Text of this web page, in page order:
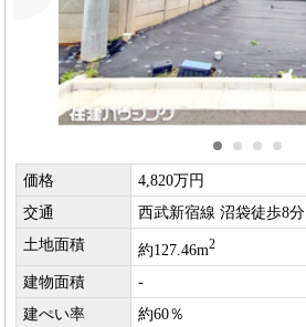
価格
4,820万円
交通
西武新宿線 沼袋徒歩8分
土地面積
約127.46m2
建物面積
-
建ぺい率
約60％